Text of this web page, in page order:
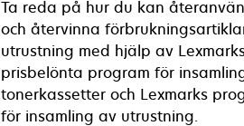
Ta reda på hur du kan
och återvinna
utrustning med hjälp av
prisbelönta program för
tonerkassetter och Lexmarks
för insamling av utrustning.